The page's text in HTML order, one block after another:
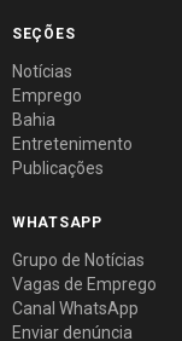
SEÇÕES
Notícias
Emprego
Bahia
Entretenimento
Publicações
WHATSAPP
Grupo de Notícias
Vagas de Emprego
Canal WhatsApp
Enviar denúncia